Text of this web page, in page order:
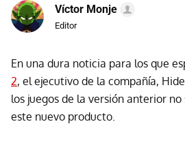
Víctor Monje
Editor
En una dura noticia para los que
2, el ejecutivo de la compañía,
los juegos de la versión anterior
este nuevo producto.